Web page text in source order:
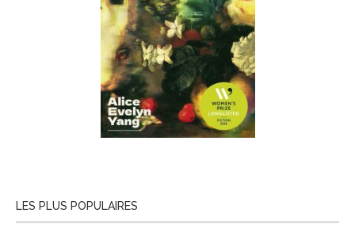
LES PLUS POPULAIRES